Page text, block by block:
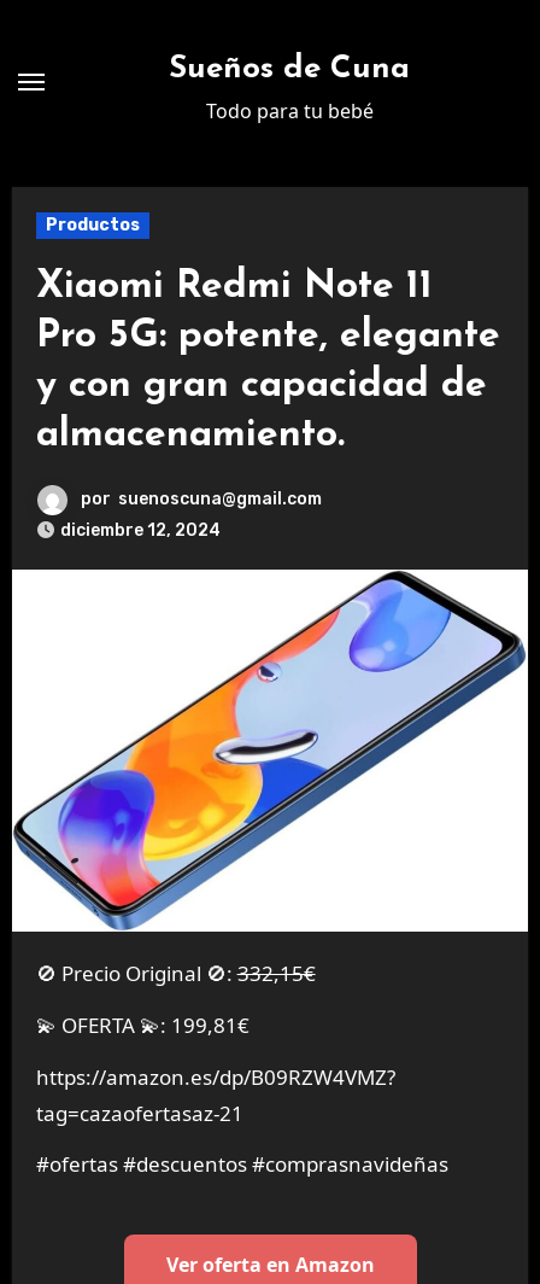
contenido
Sueños de Cuna
Todo para tu bebé
Productos
Xiaomi Redmi Note 11
Pro 5G: potente, elegante
y con gran capacidad de
almacenamiento.
por suenoscuna@gmail.com
diciembre 12, 2024
🚫 Precio Original 🚫:332,15€
💫 OFERTA 💫: 199,81€
https://amazon.es/dp/B09RZW4VMZ?
tag=cazaofertasaz-21
#ofertas #descuentos #comprasnavideñas
Ver oferta en Amazon